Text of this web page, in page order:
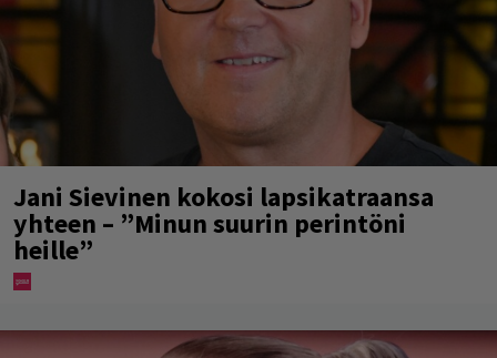
Jani Sievinen kokosi lapsikatraansa
yhteen – ”Minun suurin perintöni
heille”